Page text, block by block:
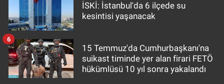
İSKİ: İstanbul'da 6 ilçede su
kesintisi yaşanacak
15 Temmuz'da Cumhurbaşkanı'na
suikast timinde yer alan firari FETÖ
hükümlüsü 10 yıl sonra yakalandı
6